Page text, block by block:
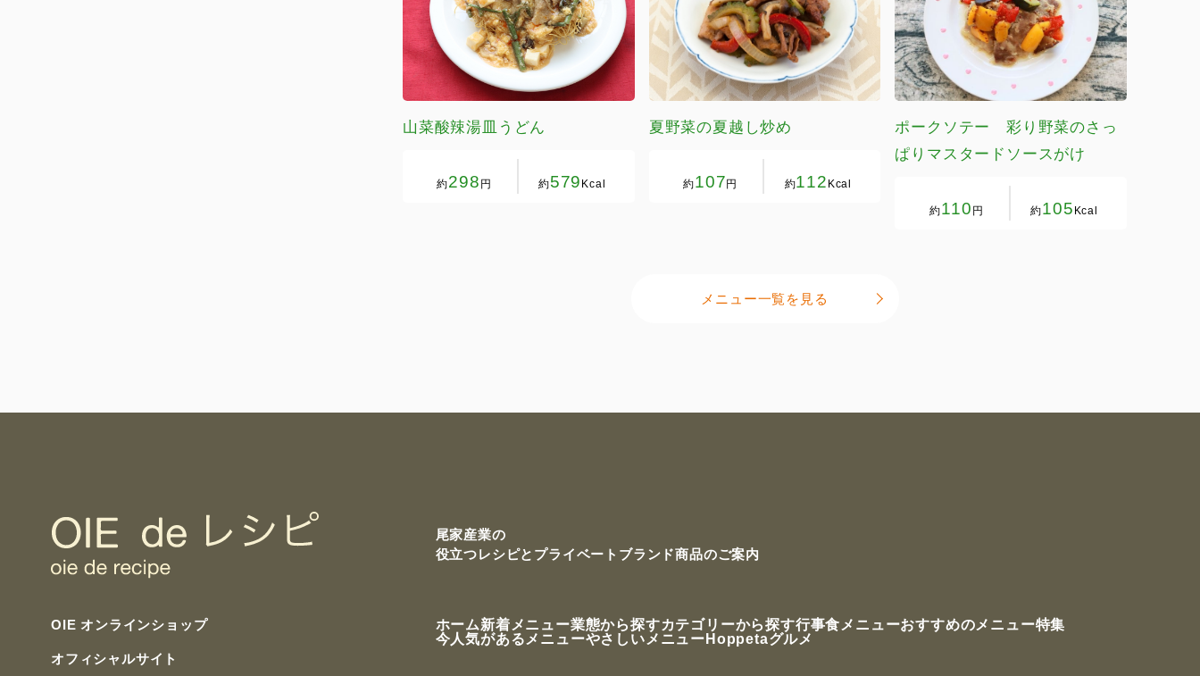
山菜酸辣湯皿うどん
約298 円 約579 Kcal
夏野菜の夏越し炒め
約107円 約112 Kcal
ポークソテー 彩り野菜のさっ
ぱりマスタードソースがけ
約110 円 約105 Kcal
メニュー一覧を見る
尾家産業の
役立つレシピと プライベートブランド商品のご案内
OIE オンラインショップ
オフィシャルサイト
ホーム新着メニュー業態から探すカテゴリーから探す行事食メニューおすすめのメニュー特集
今人気があるメニューやさしいメニュー Hoppetaグルメ